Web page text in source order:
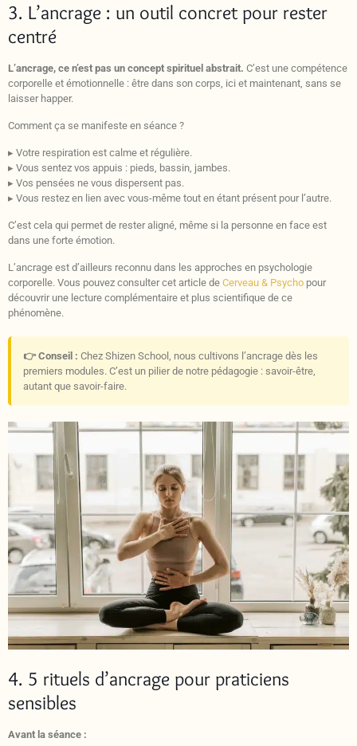
3. L’ancrage : un outil concret pour rester
centré
L’ancrage, ce n’est pas un concept spirituel abstrait. C’est une compétence
corporelle et émotionnelle : être dans son corps, ici et maintenant, sans se
laisser happer.
Comment ça se manifeste en séance ?
▸ Votre respiration est calme et régulière.
▸ Vous sentez vos appuis : pieds, bassin, jambes.
▸ Vos pensées ne vous dispersent pas.
▸ Vous restez en lien avec vous-même tout en étant présent pour l’autre.
C’est cela qui permet de rester aligné, même si la personne en face est
dans une forte émotion.
L’ancrage est d’ailleurs reconnu dans les approches en psychologie
corporelle. Vous pouvez consulter cet article de Cerveau & Psycho pour
découvrir une lecture complémentaire et plus scientifique de ce
phénomène.
👉 Conseil : Chez Shizen School, nous cultivons l’ancrage dès les
premiers modules. C’est un pilier de notre pédagogie : savoir-être,
autant que savoir-faire.
4. 5 rituels d’ancrage pour praticiens
sensibles
Avant la séance :